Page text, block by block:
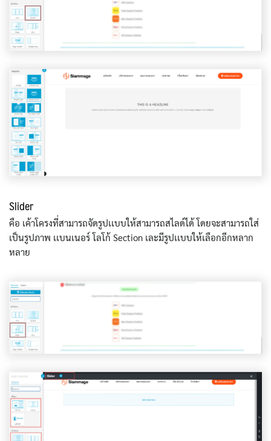
Slider
คือ เค้าโครงที่สามารถจัดรูปเเบบให้สามารถสไลด์ได้ โดยจะสามารถใส่
เป็นรูปภาพ เเบนเนอร์ โลโก้ Section เละมีรูปเเบบให้เลือกอีกหลาก
หลาย